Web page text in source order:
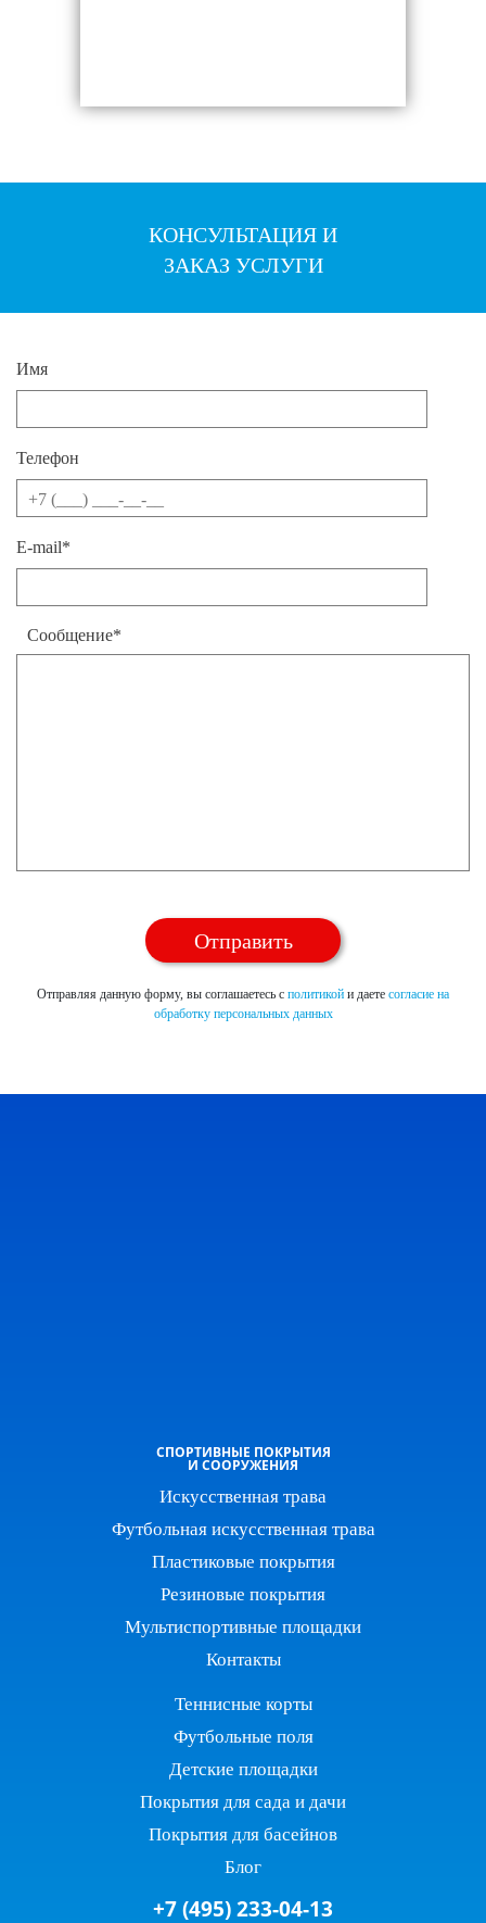
КОНСУЛЬТАЦИЯ И
ЗАКАЗ УСЛУГИ
Имя
Телефон
E-mail*
Сообщение*
Отправляя данную форму, вы соглашаетесь с политикой и даете согласие на
обработку персональных данных
СПОРТИВНЫЕ ПОКРЫТИЯ
И СООРУЖЕНИЯ
Искусственная трава
Футбольная искусственная трава
Пластиковые покрытия
Резиновые покрытия
Мультиспортивные площадки
Контакты
Теннисные корты
Футбольные поля
Детские площадки
Покрытия для сада и дачи
Покрытия для басейнов
Блог
+7 (495) 233-04-13